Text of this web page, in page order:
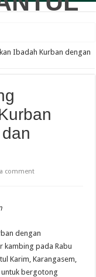
Generasi Muda
Cetak Generasi
Generasi Emas
Bazar Rakyat LDII,
Rakyat dan Bakti Sosial
Hadapi Kriminalitas
Dibekali Pengelolaan
Bermedia Sosial dan
Ibadah Kurban dengan
a comment
dengan
kambing pada Rabu
Karim, Karangasem,
bergotong